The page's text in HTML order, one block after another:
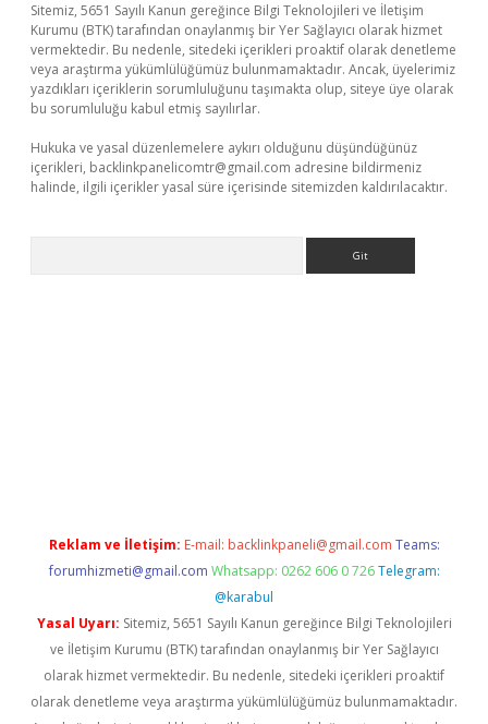
Sitemiz, 5651 Sayılı Kanun gereğince Bilgi Teknolojileri ve İletişim
Kurumu (BTK) tarafından onaylanmış bir Yer Sağlayıcı olarak hizmet
vermektedir. Bu nedenle, sitedeki içerikleri proaktif olarak denetleme
veya araştırma yükümlülüğümüz bulunmamaktadır. Ancak, üyelerimiz
yazdıkları içeriklerin sorumluluğunu taşımakta olup, siteye üye olarak
bu sorumluluğu kabul etmiş sayılırlar.
Hukuka ve yasal düzenlemelere aykırı olduğunu düşündüğünüz
içerikleri, backlinkpanelicomtr@gmail.com adresine bildirmeniz
halinde, ilgili içerikler yasal süre içerisinde sitemizden kaldırılacaktır.
Reklam ve İletişim: E-mail: backlinkpaneli@gmail.com Teams:
forumhizmeti@gmail.com Whatsapp: 0262 606 0 726 Telegram:
@karabul
Yasal Uyarı: Sitemiz, 5651 Sayılı Kanun gereğince Bilgi Teknolojileri
ve İletişim Kurumu (BTK) tarafından onaylanmış bir Yer Sağlayıcı
olarak hizmet vermektedir. Bu nedenle, sitedeki içerikleri proaktif
olarak denetleme veya araştırma yükümlülüğümüz bulunmamaktadır.